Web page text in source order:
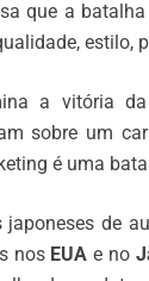
que a
estilo,
a vitória
sobre um
é uma
japoneses de
nos EUA e no